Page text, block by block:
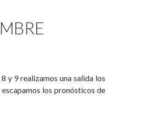
y 9 realizamos una salida los
los pronósticos de